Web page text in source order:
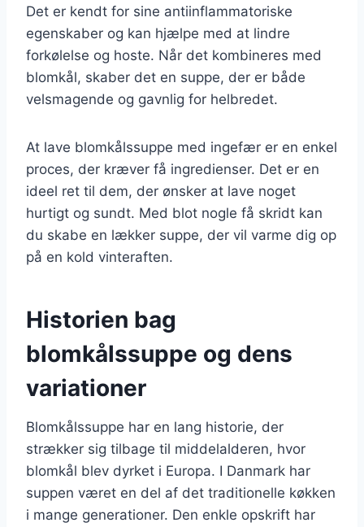
Det er kendt for sine antiinflammatoriske
egenskaber og kan hjælpe med at lindre
forkølelse og hoste. Når det kombineres med
blomkål, skaber det en suppe, der er både
velsmagende og gavnlig for helbredet.
At lave blomkålssuppe med ingefær er en enkel
proces, der kræver få ingredienser. Det er en
ideel ret til dem, der ønsker at lave noget
hurtigt og sundt. Med blot nogle få skridt kan
du skabe en lækker suppe, der vil varme dig op
på en kold vinteraften.
Historien bag
blomkålssuppe og dens
variationer
Blomkålssuppe har en lang historie, der
strækker sig tilbage til middelalderen, hvor
blomkål blev dyrket i Europa. I Danmark har
suppen været en del af det traditionelle køkken
i mange generationer. Den enkle opskrift har